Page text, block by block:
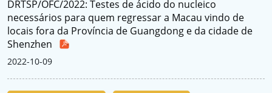
DRTSP/OFC/2022: Testes de ácido do nucleico
necessários para quem regressar a Macau vindo de
locais fora da Província de Guangdong e da cidade de
Shenzhen
2022-10-09